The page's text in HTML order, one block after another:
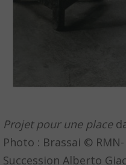
Projet pour une place
Photo : Brassai ©
Succession Alberto